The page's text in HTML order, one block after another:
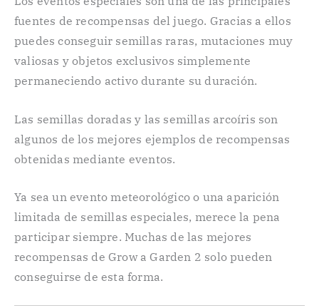
fuentes de recompensas del juego. Gracias a ellos
puedes conseguir semillas raras, mutaciones muy
valiosas y objetos exclusivos simplemente
permaneciendo activo durante su duración.
Las semillas doradas y las semillas arcoíris son
algunos de los mejores ejemplos de recompensas
obtenidas mediante eventos.
Ya sea un evento meteorológico o una aparición
limitada de semillas especiales, merece la pena
participar siempre. Muchas de las mejores
recompensas de Grow a Garden 2 solo pueden
conseguirse de esta forma.